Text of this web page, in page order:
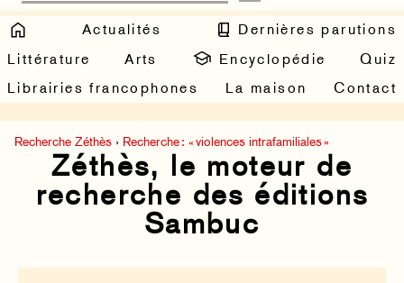
Actualités
Dernières parutions
Littérature
Arts Encyclopédie
Quiz
Librairies francophones
La maison Contact
Recherche Zéthès › Recherche : « violences intrafamiliales »
Zéthès, le moteur de
recherche des éditions
Sambuc